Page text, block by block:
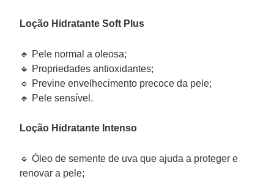
Loção Hidratante Soft Plus
🔹 Pele normal a oleosa;
🔹 Propriedades antioxidantes;
🔹 Previne envelhecimento precoce da pele;
🔹 Pele sensível.
Loção Hidratante Intenso
🔹 Óleo de semente de uva que ajuda a proteger e
renovar a pele;